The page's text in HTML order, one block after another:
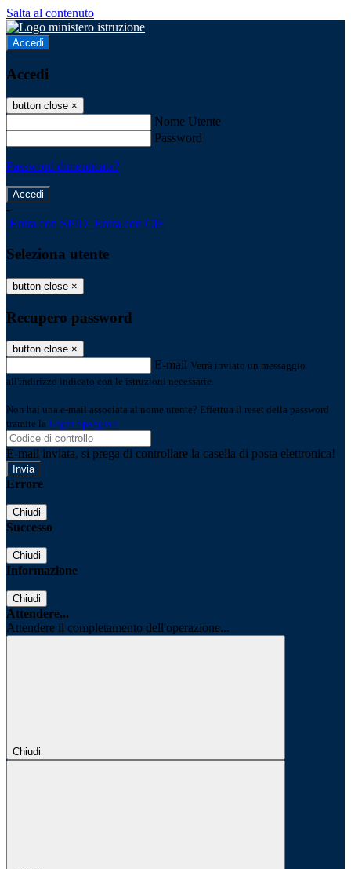
Salta al contenuto
Accedi
Accedi
button close ×
Nome Utente
Password
Password dimenticata?
-
Entra con SPID Entra con CIE
Seleziona utente
button close ×
Recupero password
button close ×
E-mail Verrà inviato un messaggio
all'indirizzo indicato con le istruzioni necessarie.
Non hai una e-mail associata al nome utente? Effettua il reset della password
tramite la Login Spaggiari
E-mail inviata, si prega di controllare la casella di posta elettronica!
Errore
Chiudi
Successo
Chiudi
Informazione
Chiudi
Attendere...
Attendere il completamento dell'operazione...
Chiudi